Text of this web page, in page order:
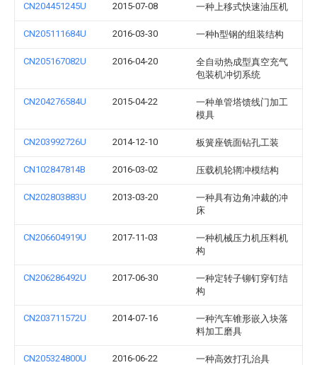
CN204451245U 2015-07-08 一种上移式快速油压机
CN205111684U 2016-03-30 一种h型钢的组装结构
CN205167082U 2016-04-20
全自动热成型真空充气
包装机冲切系统
CN204276584U 2015-04-22
一种单管塔馈线门加工
模具
CN203992726U 2014-12-10 板簧座铣面钻孔工装
CN102847814B 2016-03-02 压载机轮辋冲模结构
CN202803883U 2013-03-20
一种具有边角冲裁的冲
床
CN206604919U 2017-11-03
一种机械压力机压料机
构
CN206286492U 2017-06-30
一种定转子铆钉穿钉结
构
CN203711572U 2014-07-16
一种汽车锥形嵌入块落
料加工磨具
CN205324800U 2016-06-22 一种高效打孔治具